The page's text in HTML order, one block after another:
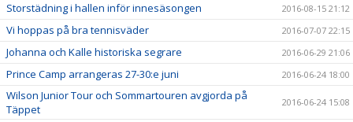
Storstädning i hallen inför innesäsongen 2016-08-15 21:12
Vi hoppas på bra tennisväder 2016-07-07 22:15
Johanna och Kalle historiska segrare 2016-06-29 21:06
Prince Camp arrangeras 27-30:e juni 2016-06-24 18:00
Wilson Junior Tour och Sommartouren avgjorda på
Täppet
2016-06-24 15:08